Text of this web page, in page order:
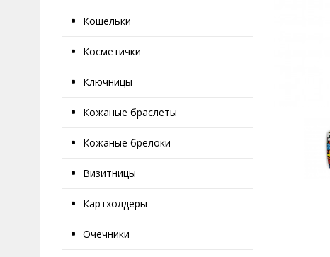
Кошельки
Косметички
Ключницы
Кожаные браслеты
Кожаные брелоки
Визитницы
Картхолдеры
Очечники